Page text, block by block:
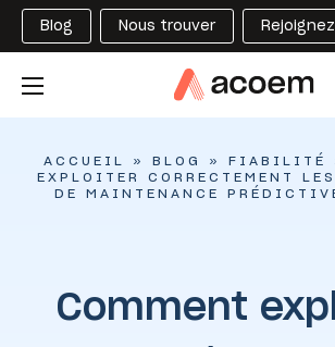
Blog Nous trouver
ACCUEIL » BLOG » FIABILITÉ
EXPLOITER CORRECTEMENT
DE MAINTENANCE
Comment